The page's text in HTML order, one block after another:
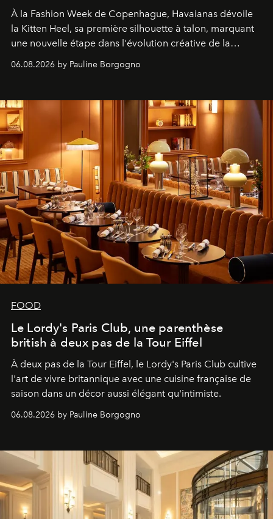
À la Fashion Week de Copenhague, Havaianas dévoile
la Kitten Heel, sa première silhouette à talon, marquant
une nouvelle étape dans l'évolution créative de la
06.08.2026 by Pauline Borgogno
FOOD
Le Lordy's Paris Club, une parenthèse
british à deux pas de la Tour Eiffel
À deux pas de la Tour Eiffel, le Lordy's Paris Club cultive
l'art de vivre britannique avec une cuisine française de
saison dans un décor aussi élégant qu'intimiste.
06.08.2026 by Pauline Borgogno